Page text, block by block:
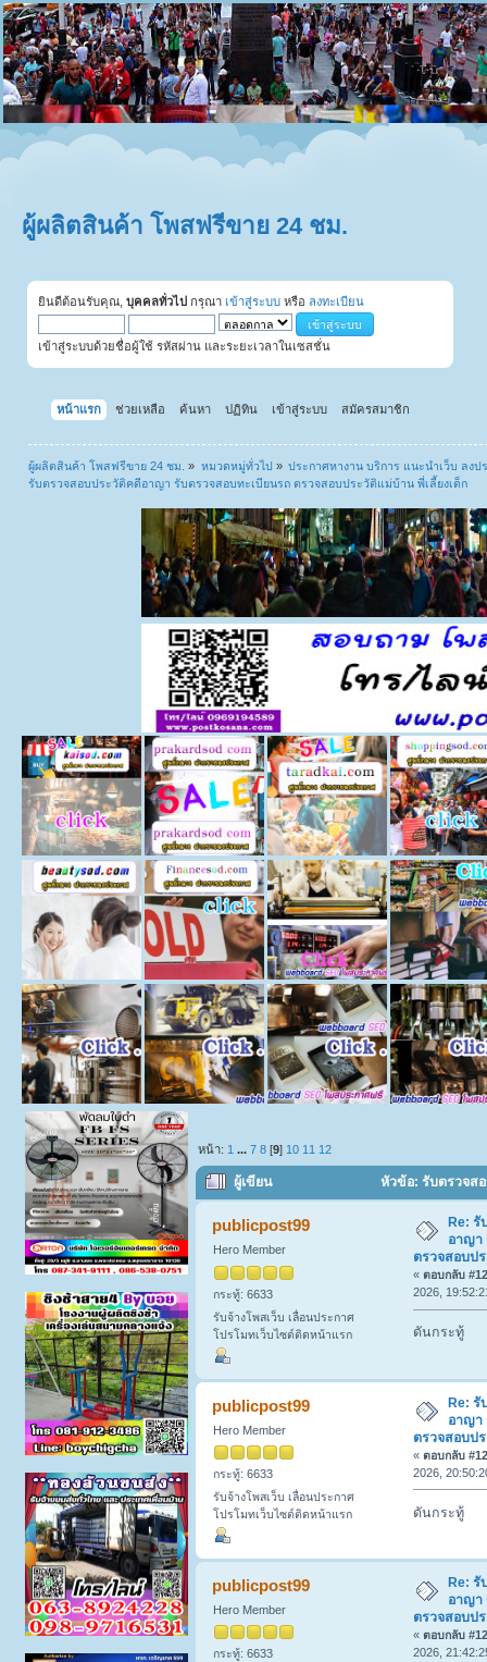
ผู้ผลิตสินค้า โพสฟรีขาย 24 ชม.
ยินดีต้อนรับคุณ, บุคคลทั่วไป กรุณา เข้าสู่ระบบ หรือ ลงทะเบียน
เข้าสู่ระบบด้วยชื่อผู้ใช้ รหัสผ่าน และระยะเวลาในเซสชั่น
หน้าแรก ช่วยเหลือ ค้นหา ปฏิทิน เข้าสู่ระบบ สมัครสมาชิก
ผู้ผลิตสินค้า โพสฟรีขาย 24 ชม. » หมวดหมู่ทั่วไป » ประกาศหางาน บริการ แนะนำเว็บ ลงป
รับตรวจสอบประวัติคดีอาญา รับตรวจสอบทะเบียนรถ ตรวจสอบประวัติแม่บ้าน พี่เลี้ยงเด็ก
หน้า: 1 ...7 8 [9] 10 11 12
ผู้เขียน หัวข้อ: รับตรวจส
แม่บ้าน พี่เลี้ยงเด็ก (อ่าน 20213 ครั้ง)
publicpost99
Hero Member
กระทู้: 6633
รับจ้างโพสเว็บ เลื่อนประกาศ
โปรโมทเว็บไซต์ติดหน้าแรก
Re: รั
อาญา
ตรวจสอบป
« ตอบกลับ
2026,
ดันกระทู้
publicpost99
Hero Member
กระทู้: 6633
รับจ้างโพสเว็บ เลื่อนประกาศ
โปรโมทเว็บไซต์ติดหน้าแรก
Re: รั
อาญา
ตรวจสอบป
« ตอบกลับ
2026,
ดันกระทู้
publicpost99
Hero Member
กระทู้: 6633
Re: รั
อาญา
ตรวจสอบป
« ตอบกลับ
2026,